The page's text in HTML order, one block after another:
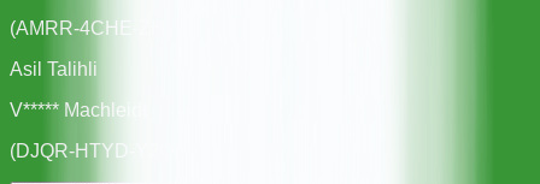
(AMRR-4CHE-ZH7X
Asil Talihli
V***** Machleidt
(DJQR-HTYD-Y2QP